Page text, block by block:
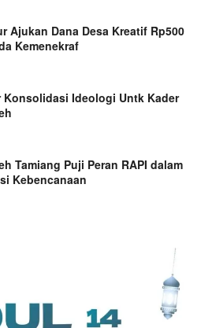
Ajukan Dana Desa Kreatif Rp500
Kemenekraf
Konsolidasi Ideologi Untk Kader
Tamiang Puji Peran RAPI dalam
Kebencanaan